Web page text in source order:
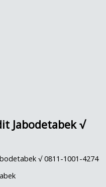
Jabodetabek √
√ 0811-1001-4274